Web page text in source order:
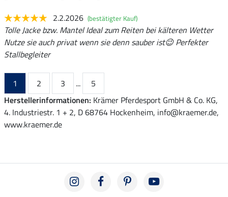
2.2.2026 (bestätigter Kauf)
Tolle Jacke bzw. Mantel Ideal zum Reiten bei kälteren Wetter
Nutze sie auch privat wenn sie denn sauber ist😉 Perfekter
Stallbegleiter
1 2 3 ...
5
Herstellerinformationen: Krämer Pferdesport GmbH & Co. KG,
4. Industriestr. 1 + 2, D 68764 Hockenheim, info@kraemer.de,
www.kraemer.de